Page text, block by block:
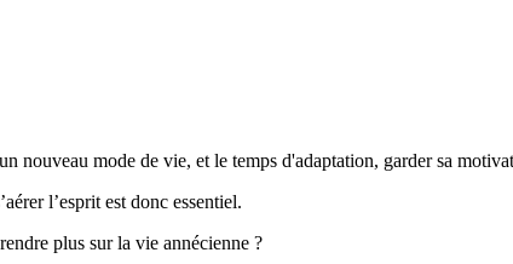
nouveau mode de vie, et le temps d'adaptation, garder sa
l’esprit est donc essentiel.
plus sur la vie annécienne ?